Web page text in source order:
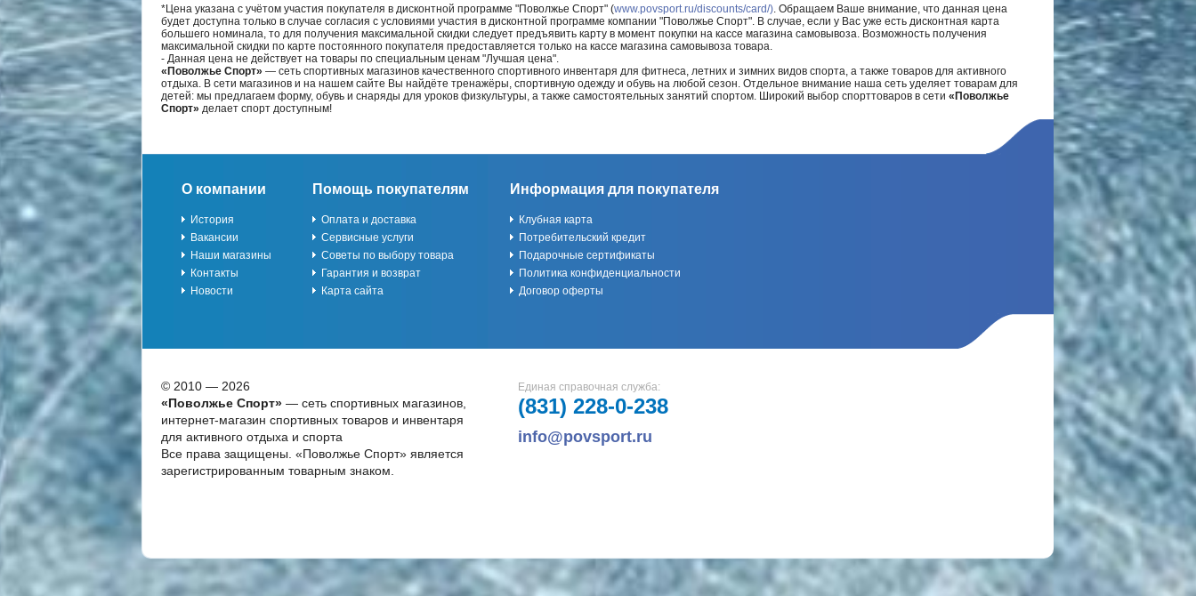
*Цена указана с учётом участия покупателя в дисконтной программе "Поволжье Спорт" (www.povsport.ru/discounts/card/). Обращаем Ваше внимание, что данная цена
будет доступна только в случае согласия с условиями участия в дисконтной программе компании "Поволжье Спорт". В случае, если у Вас уже есть дисконтная карта
большего номинала, то для получения максимальной скидки следует предъявить карту в момент покупки на кассе магазина самовывоза. Возможность получения
максимальной скидки по карте постоянного покупателя предоставляется только на кассе магазина самовывоза товара.
- Данная цена не действует на товары по специальным ценам "Лучшая цена".
«Поволжье Спорт» — сеть спортивных магазинов качественного спортивного инвентаря для фитнеса, летних и зимних видов спорта, а также товаров для активного
отдыха. В сети магазинов и на нашем сайте Вы найдёте тренажёры, спортивную одежду и обувь на любой сезон. Отдельное внимание наша сеть уделяет товарам для
детей: мы предлагаем форму, обувь и снаряды для уроков физкультуры, а также самостоятельных занятий спортом. Широкий выбор спорттоваров в сети «Поволжье
Спорт» делает спорт доступным!
О компании
История
Вакансии
Наши магазины
Контакты
Новости
Помощь покупателям
Оплата и доставка
Сервисные услуги
Советы по выбору товара
Гарантия и возврат
Карта сайта
Информация для покупателя
Клубная карта
Потребительский кредит
Подарочные сертификаты
Политика конфиденциальности
Договор оферты
© 2010 — 2026
«Поволжье Спорт»— сеть спортивных магазинов,
интернет-магазин спортивных товаров и инвентаря
для активного отдыха и спорта
Все права защищены. «Поволжье Спорт» является
зарегистрированным товарным знаком.
Единая справочная служба:
(831) 228-0-238
info@povsport.ru